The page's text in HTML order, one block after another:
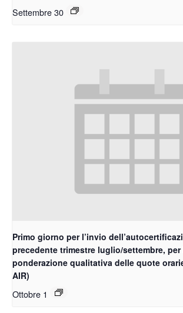
Settembre 30
Primo giorno per l’invio
precedente trimestre luglio/settembre,
ponderazione qualitativa delle quote
AIR)
Ottobre 1